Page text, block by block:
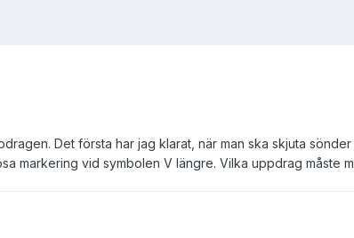
Det första har jag klarat, när man ska skjuta
markering vid symbolen V längre. Vilka uppdrag måste